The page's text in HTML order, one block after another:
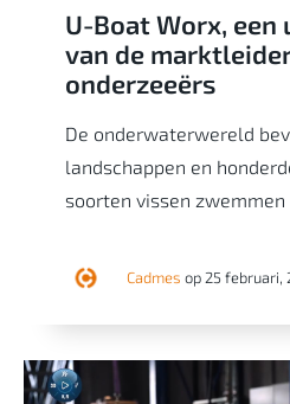
U-Boat Worx, een
van de
onderzeeërs
De onderwaterwereld
landschappen en
soorten vissen zwemmen
Cadmes op 25 februari,